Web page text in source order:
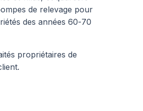
de relevage pour
des années 60-70
propriétaires de